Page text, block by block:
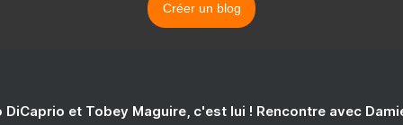
Créer un blog
DiCaprio et Tobey Maguire, c'est lui ! Rencontre avec